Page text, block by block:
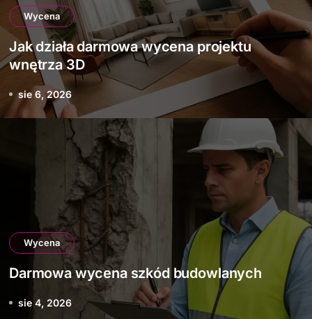
Wycena
Jak działa darmowa wycena projektu
wnętrza 3D
sie 6, 2026
Wycena
Darmowa wycena szkód budowlanych
sie 4, 2026